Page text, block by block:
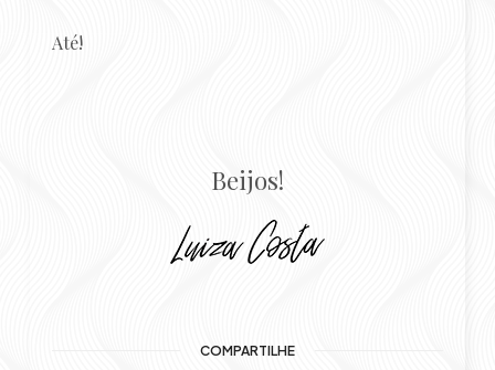
Até!
Beijos!
COMPARTILHE